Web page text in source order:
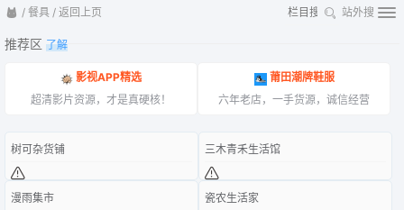
/ 餐具 / 返回上页 站外搜
推荐区 了解
影视APP精选
超清影片资源，才是真硬核！
莆田潮牌鞋服
六年老店，一手货源，诚信经营
树可杂货铺 三木青禾生活馆
漫雨集市 瓷农生活家